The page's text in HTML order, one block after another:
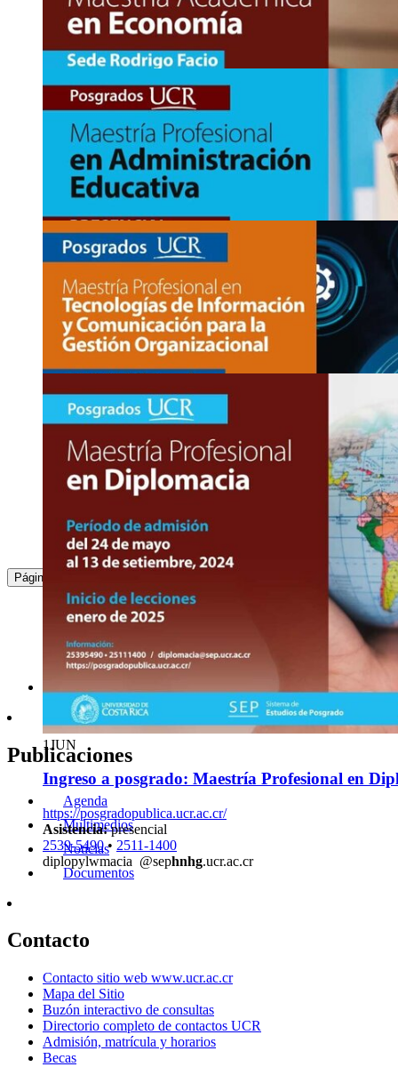
JUN
Ingreso a posgrado: Maestría Académica en
Asistencia:presencial
2511-7262
cognos vprzcitivas @sepyson.ucr.ac.cr
JUN
Ingreso a posgrado: Maestría Académica en
https://www.sep.ucr.ac.cr/ppling-maestria/ppling-informacion-
2511-7262
lingufbacistica @sepjriy.ucr.ac.cr
JUN
Ingreso a posgrado: Maestría Académica en
https://economia.ucr.ac.cr/maestria-profesional
Asistencia:presencial
2511-6489
rhvy.ppe @ucr zpxj .ac.cr
JUN
Ingreso a posgrado: Maestría Profesional en
(Recinto de San …
https://www.sep.ucr.ac.cr/ppcedu-maestrias/ppcedu-maestria-
2511-8885
digitalpmfovpcedu.sep @ucrnagr.ac.cr
JUN
Ingreso a posgrado: Maestría Profesional en
y …
2511-9025
tzwmicgo @ucr
1JUN
Ingreso a posgrado: Maestría Profesional en
https://posgradopublica.ucr.ac.cr/
Asistencia:presencial
2539-5490• 2511-1400
diplopylwmacia @sephnhg.ucr.ac.cr
Página
Publicaciones
Agenda
Multimedios
Noticias
Documentos
Contacto
Contacto sitio web www.ucr.ac.cr
Mapa del Sitio
Buzón interactivo de consultas
Directorio completo de contactos UCR
Admisión, matrícula y horarios
Becas